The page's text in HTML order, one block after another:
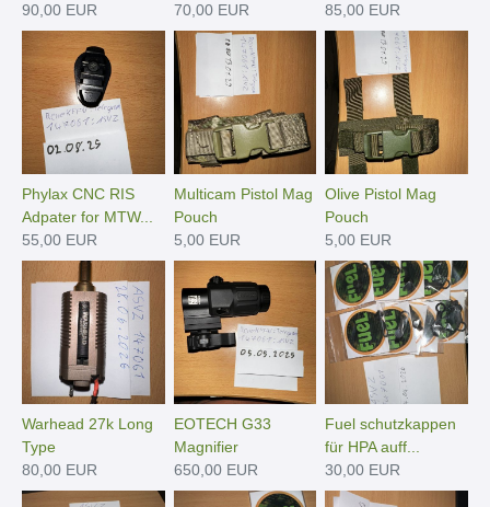
90,00 EUR
70,00 EUR
85,00 EUR
Phylax CNC RIS
Adpater for MTW...
55,00 EUR
Multicam Pistol Mag
Pouch
5,00 EUR
Olive Pistol Mag
Pouch
5,00 EUR
Warhead 27k Long
Type
80,00 EUR
EOTECH G33
Magnifier
650,00 EUR
Fuel schutzkappen
für HPA auff...
30,00 EUR